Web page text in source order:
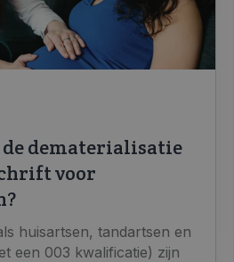
dematerialisatie
voor
huisartsen, tandartsen en
een 003 kwalificatie) zijn